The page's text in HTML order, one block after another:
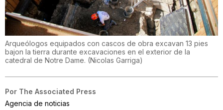
Arqueólogos equipados con cascos de obra excavan 13 pies
bajon la tierra durante excavaciones en el exterior de la
catedral de Notre Dame. (Nicolas Garriga)
Por The Associated Press
Agencia de noticias